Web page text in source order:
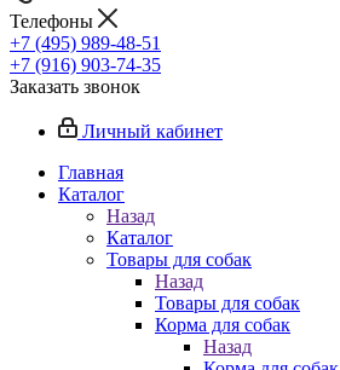
Телефоны
+7 (495) 989-48-51
+7 (916) 903-74-35
Заказать звонок
Личный кабинет
Главная
Каталог
Назад
Каталог
Товары для собак
Назад
Товары для собак
Корма для собак
Назад